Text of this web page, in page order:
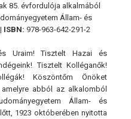
85. évfordulója alkalmából
Állam- és
ISBN: 978-963-642-291-2
Uraim! Tisztelt Hazai és
Tisztelt Kolléganők!
Köszöntőm Önöket
abból az alkalomból
Állam- és
1923 októberében nyitotta